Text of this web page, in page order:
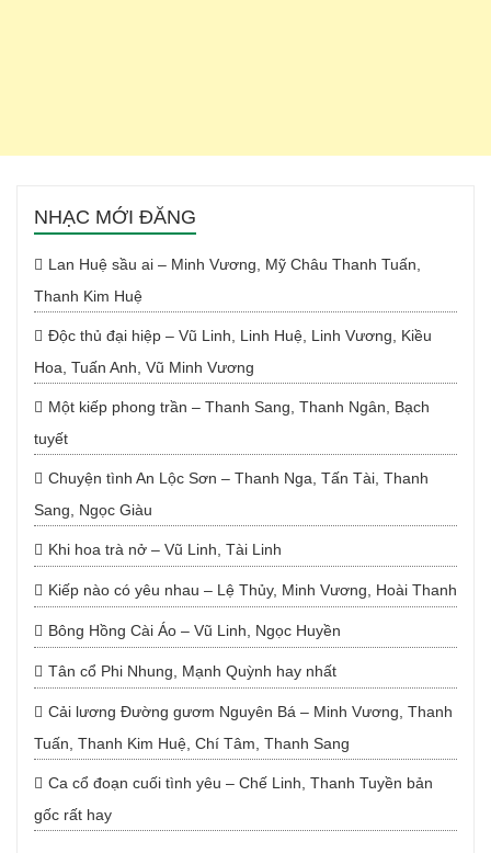
NHẠC MỚI ĐĂNG
Lan Huệ sầu ai – Minh Vương, Mỹ Châu Thanh Tuấn,
Thanh Kim Huệ
Độc thủ đại hiệp – Vũ Linh, Linh Huệ, Linh Vương, Kiều
Hoa, Tuấn Anh, Vũ Minh Vương
Một kiếp phong trần – Thanh Sang, Thanh Ngân, Bạch
tuyết
Chuyện tình An Lộc Sơn – Thanh Nga, Tấn Tài, Thanh
Sang, Ngọc Giàu
Khi hoa trà nở – Vũ Linh, Tài Linh
Kiếp nào có yêu nhau – Lệ Thủy, Minh Vương, Hoài Thanh
Bông Hồng Cài Áo – Vũ Linh, Ngọc Huyền
Tân cổ Phi Nhung, Mạnh Quỳnh hay nhất
Cải lương Đường gươm Nguyên Bá – Minh Vương, Thanh
Tuấn, Thanh Kim Huệ, Chí Tâm, Thanh Sang
Ca cổ đoạn cuối tình yêu – Chế Linh, Thanh Tuyền bản
gốc rất hay